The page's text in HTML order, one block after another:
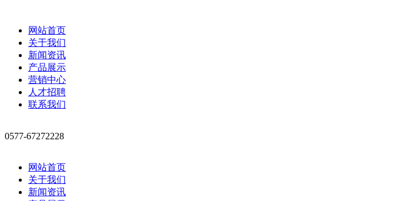
网站首页
关于我们
新闻资讯
产品展示
营销中心
人才招聘
联系我们
0577-67272228
网站首页
关于我们
新闻资讯